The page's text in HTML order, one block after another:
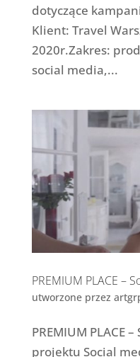
dotyczące
Klient: Travel
2020r.Zakres:
social media,...
PREMIUM PLACE –
utworzone przez
PREMIUM PLACE
projektu Social